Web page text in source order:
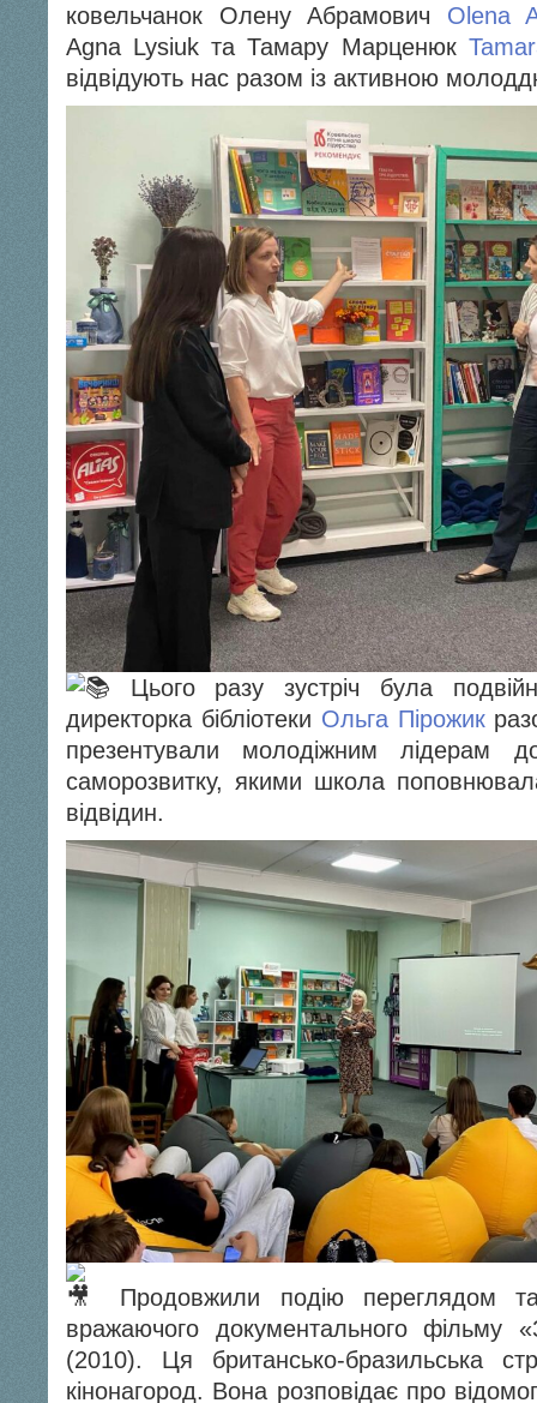
ковельчанок Олену Абрамович Olena
Agna Lysiuk та Тамару Марценюк
відвідують нас разом із активною
Цього разу зустріч була
директорка бібліотеки Ольга Пірожик
презентували молодіжним лідерам
саморозвитку, якими школа
відвідин.
Продовжили подію переглядом
вражаючого документального
(2010). Ця британсько-бразильська
кінонагород. Вона розповідає про